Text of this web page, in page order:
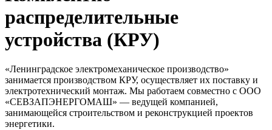
распределительные
устройства (КРУ)
«Ленинградское электромеханическое производство»
занимается производством КРУ, осуществляет их поставку и
электротехнический монтаж. Мы работаем совместно c OOO
«СЕВЗАПЭНЕРГОМАШ» — ведущей компанией,
занимающейся строительством и реконструкцией проектов
энергетики.